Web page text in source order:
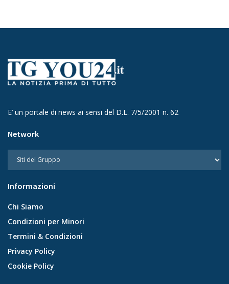
E’ un portale di news ai sensi del D.L. 7/5/2001 n. 62
Network
Informazioni
Chi Siamo
Condizioni per Minori
Termini & Condizioni
Privacy Policy
Cookie Policy